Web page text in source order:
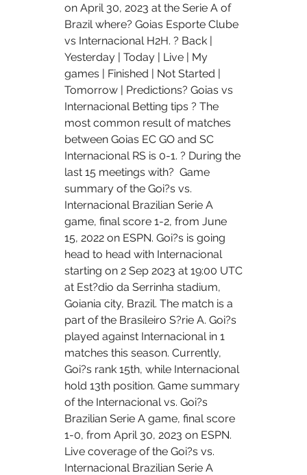
on April 30, 2023 at the Serie A of
Brazil where? Goias Esporte Clube
vs Internacional H2H. ? Back |
Yesterday | Today | Live | My
games | Finished | Not Started |
Tomorrow | Predictions? Goias vs
Internacional Betting tips ? The
most common result of matches
between Goias EC GO and SC
Internacional RS is 0-1. ? During the
last 15 meetings with?  Game
summary of the Goi?s vs.
Internacional Brazilian Serie A
game, final score 1-2, from June
15, 2022 on ESPN. Goi?s is going
head to head with Internacional
starting on 2 Sep 2023 at 19:00 UTC
at Est?dio da Serrinha stadium,
Goiania city, Brazil. The match is a
part of the Brasileiro S?rie A. Goi?s
played against Internacional in 1
matches this season. Currently,
Goi?s rank 15th, while Internacional
hold 13th position. Game summary
of the Internacional vs. Goi?s
Brazilian Serie A game, final score
1-0, from April 30, 2023 on ESPN.
Live coverage of the Goi?s vs.
Internacional Brazilian Serie A